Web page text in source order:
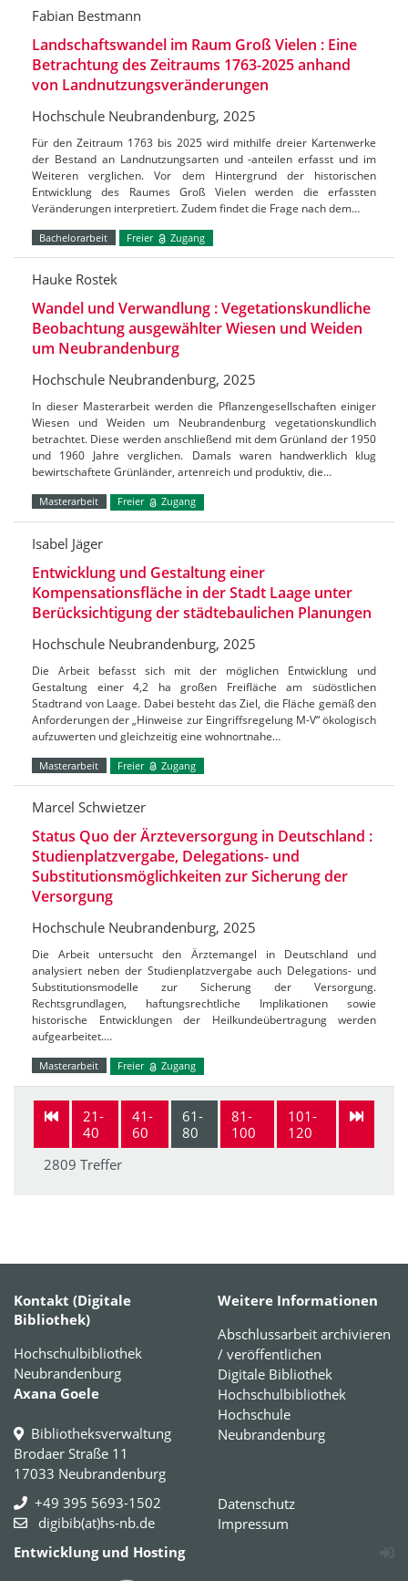
Fabian Bestmann
Landschaftswandel im Raum Groß Vielen : Eine
Betrachtung des Zeitraums 1763-2025 anhand
von Landnutzungsveränderungen
Hochschule Neubrandenburg, 2025
Für den Zeitraum 1763 bis 2025 wird mithilfe dreier Kartenwerke
der Bestand an Landnutzungsarten und -anteilen erfasst und im
Weiteren verglichen. Vor dem Hintergrund der historischen
Entwicklung des Raumes Groß Vielen werden die erfassten
Veränderungen interpretiert. Zudem findet die Frage nach dem…
Bachelorarbeit Freier Zugang
Hauke Rostek
Wandel und Verwandlung : Vegetationskundliche
Beobachtung ausgewählter Wiesen und Weiden
um Neubrandenburg
Hochschule Neubrandenburg, 2025
In dieser Masterarbeit werden die Pflanzengesellschaften einiger
Wiesen und Weiden um Neubrandenburg vegetationskundlich
betrachtet. Diese werden anschließend mit dem Grünland der 1950
und 1960 Jahre verglichen. Damals waren handwerklich klug
bewirtschaftete Grünländer, artenreich und produktiv, die…
Masterarbeit Freier Zugang
Isabel Jäger
Entwicklung und Gestaltung einer
Kompensationsfläche in der Stadt Laage unter
Berücksichtigung der städtebaulichen Planungen
Hochschule Neubrandenburg, 2025
Die Arbeit befasst sich mit der möglichen Entwicklung und
Gestaltung einer 4,2 ha großen Freifläche am südöstlichen
Stadtrand von Laage. Dabei besteht das Ziel, die Fläche gemäß den
Anforderungen der „Hinweise zur Eingriffsregelung M-V“ ökologisch
aufzuwerten und gleichzeitig eine wohnortnahe…
Masterarbeit Freier Zugang
Marcel Schwietzer
Status Quo der Ärzteversorgung in Deutschland :
Studienplatzvergabe, Delegations- und
Substitutionsmöglichkeiten zur Sicherung der
Versorgung
Hochschule Neubrandenburg, 2025
Die Arbeit untersucht den Ärztemangel in Deutschland und
analysiert neben der Studienplatzvergabe auch Delegations- und
Substitutionsmodelle zur Sicherung der Versorgung.
Rechtsgrundlagen, haftungsrechtliche Implikationen sowie
historische Entwicklungen der Heilkundeübertragung werden
aufgearbeitet.…
Masterarbeit Freier Zugang
21-
40
41-
60
61-
80
81-
100
101-
120
2809 Treffer
Kontakt (Digitale
Bibliothek)
Hochschulbibliothek
Neubrandenburg
Axana Goele
Bibliotheksverwaltung
Brodaer Straße 11
17033 Neubrandenburg
+49 395 5693-1502
digibib(at)hs-nb.de
Weitere Informationen
Abschlussarbeit archivieren
/ veröffentlichen
Digitale Bibliothek
Hochschulbibliothek
Hochschule
Neubrandenburg
Datenschutz
Impressum
Entwicklung und Hosting